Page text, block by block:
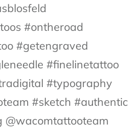
#ontheroad
#getengraved
#finelinetattoo
#typography
#sketch #authentic